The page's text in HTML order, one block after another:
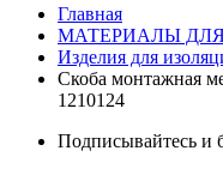
Главная
МАТЕРИАЛЫ
Изделия для
Скоба монтажная
1210124
Подписывайтесь и